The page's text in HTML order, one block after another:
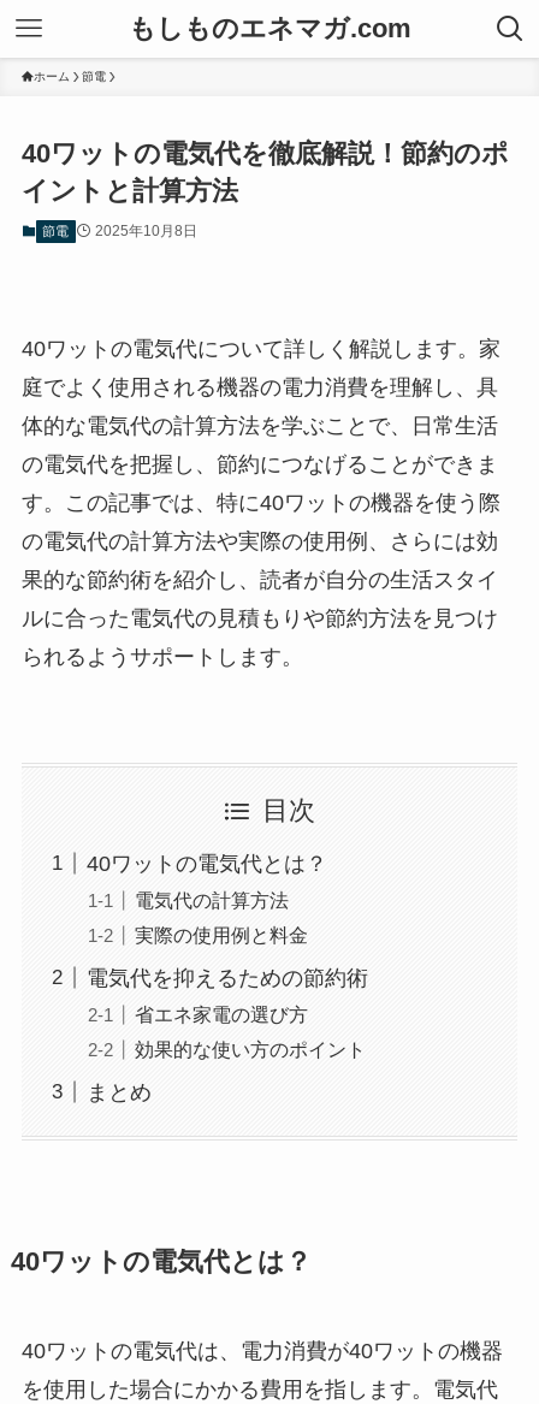
もしものエネマガ.com
ホーム 節電
40ワットの電気代を徹底解説！節約のポ
イントと計算方法
節電 2025年10月8日
40ワットの電気代について詳しく解説します。家
庭でよく使用される機器の電力消費を理解し、具
体的な電気代の計算方法を学ぶことで、日常生活
の電気代を把握し、節約につなげることができま
す。この記事では、特に40ワットの機器を使う際
の電気代の計算方法や実際の使用例、さらには効
果的な節約術を紹介し、読者が自分の生活スタイ
ルに合った電気代の見積もりや節約方法を見つけ
られるようサポートします。
目次
40ワットの電気代とは？
電気代の計算方法
実際の使用例と料金
電気代を抑えるための節約術
省エネ家電の選び方
効果的な使い方のポイント
まとめ
40ワットの電気代とは？
40ワットの電気代は、電力消費が40ワットの機器
を使用した場合にかかる費用を指します。電気代